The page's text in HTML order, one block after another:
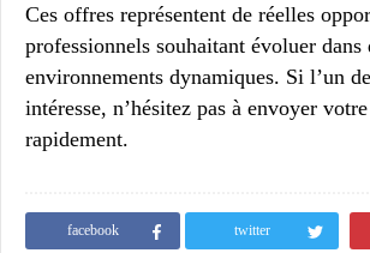
Ces offres représentent de réelles
professionnels souhaitant évoluer dans
environnements dynamiques. Si l’un
intéresse, n’hésitez pas à envoyer
rapidement.
facebook twitter